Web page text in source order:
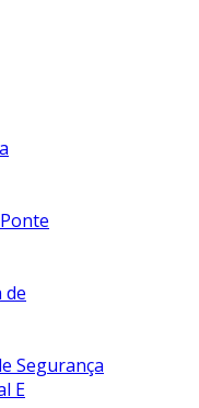
de
Segurança
E